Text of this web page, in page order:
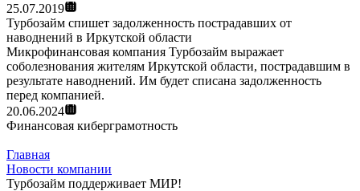
25.07.2019
Турбозайм спишет задолженность пострадавших от
наводнений в Иркутской области
Микрофинансовая компания Турбозайм выражает
соболезнования жителям Иркутской области, пострадавшим в
результате наводнений. Им будет списана задолженность
перед компанией.
20.06.2024
Финансовая киберграмотность
Главная
Новости компании
Турбозайм поддерживает МИР!